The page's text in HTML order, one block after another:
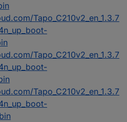
Tapo_C210v2_en_1.3.7
Tapo_C210v2_en_1.3.7
Tapo_C210v2_en_1.3.7